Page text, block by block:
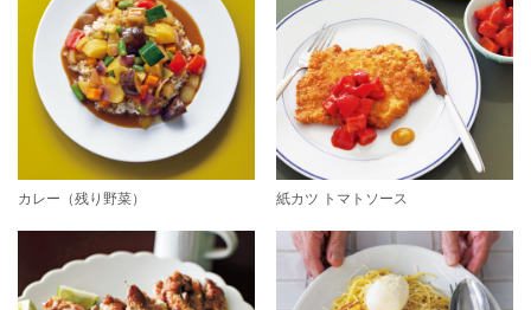
カレー（残り野菜） 紙カツ トマトソース